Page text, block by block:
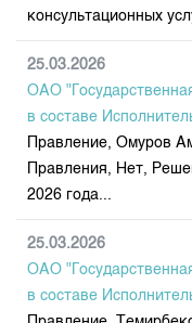
консультационных
25.03.2026
ОАО
в составе
Правление, Омуров
Правления, Нет,
2026 года...
25.03.2026
ОАО
в составе